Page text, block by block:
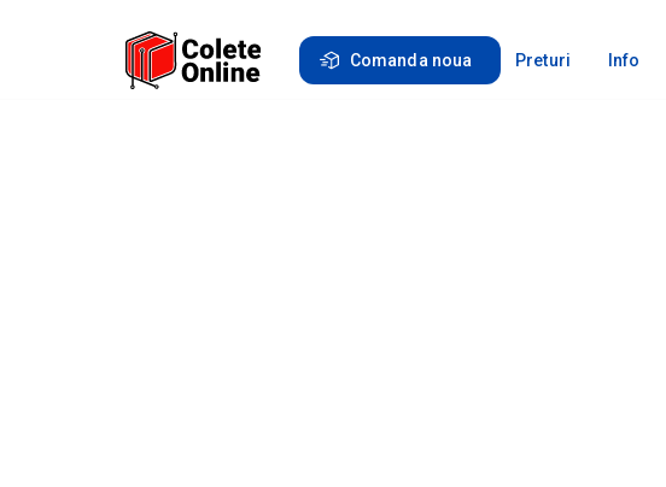
Comanda noua Preturi Info